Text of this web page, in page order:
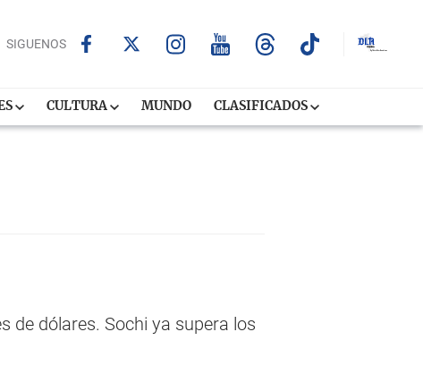
SIGUENOS
CULTURA MUNDO CLASIFICADOS
de dólares. Sochi ya supera los